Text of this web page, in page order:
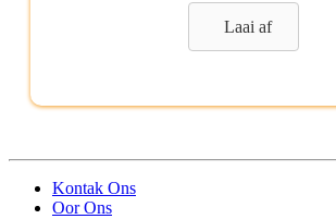
Laai af
Kontak Ons
Oor Ons